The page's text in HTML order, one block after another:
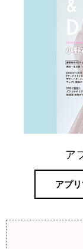
ア
アプリ